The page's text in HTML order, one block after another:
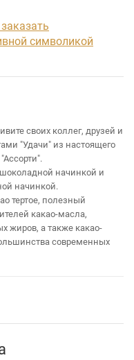
символикой
своих коллег, друзей и
"Удачи" из настоящего
начинкой и
начинкой.
тертое, полезный
какао-масла,
жиров, а также какао-
современных